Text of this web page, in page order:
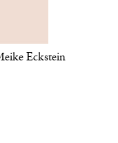
Eckstein